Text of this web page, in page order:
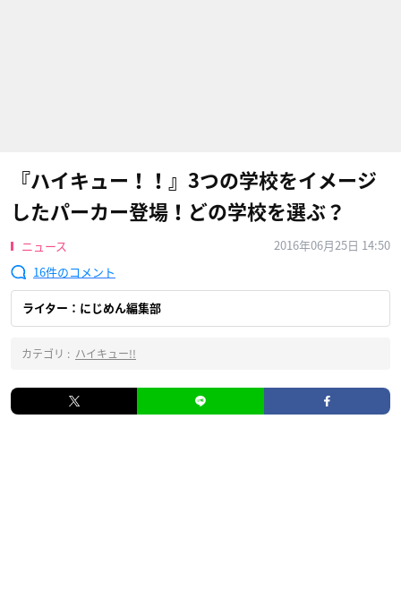
『ハイキュー！！』3つの学校をイメージ
したパーカー登場！どの学校を選ぶ？
ニュース
2016年06月25日 14:50
16
ライター：にじめん編集部
カテゴリ : ハイキュー!!